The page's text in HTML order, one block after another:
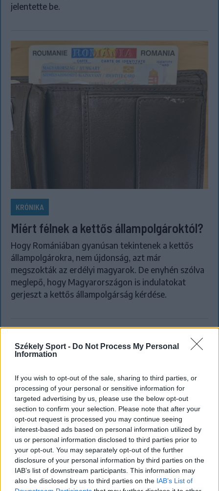
Székely Sport - Do Not Process My Personal
Information
If you wish to opt-out of the sale, sharing to third parties, or
processing of your personal or sensitive information for
targeted advertising by us, please use the below opt-out
section to confirm your selection. Please note that after your
opt-out request is processed you may continue seeing
interest-based ads based on personal information utilized by
us or personal information disclosed to third parties prior to
your opt-out. You may separately opt-out of the further
disclosure of your personal information by third parties on the
IAB’s list of downstream participants. This information may
also be disclosed by us to third parties on the IAB’s List of
jelentette be.
KRÓNIKA
Miért félnek a kettős állampolgároktól?
Hogy Romániában gyanúsan tekintenek a kettős
állampolgárokra, nem újdonság, azt már
megszokták az erdélyi magyarok. De enyhén szólva
meglepő, hogy Magyarországon is indulatokat
gerjeszt a kettős állampolgárság kérdése.
FŐTÉR
Már csak 4-5 napig működhet a jelenlegi